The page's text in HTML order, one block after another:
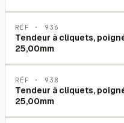
RÉF · 936
Tendeur à cliquets,
25,00mm
RÉF · 938
Tendeur à cliquets,
25,00mm